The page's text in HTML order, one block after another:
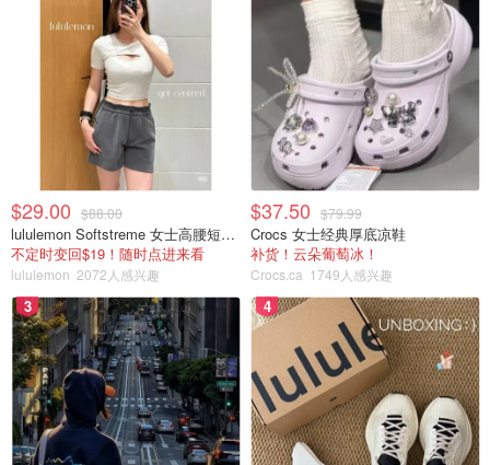
$29.00 $88.00
lululemon Softstreme 女士高腰短裤 10cm
不定时变回$19！随时点进来看
lululemon 2072人感兴趣
$37.50 $79.99
Crocs 女士经典厚底凉鞋
补货！云朵葡萄冰！
Crocs.ca 1749人感兴趣
3 4